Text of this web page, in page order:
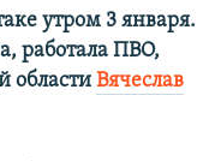
утром 3 января.
работала ПВО,
области Вячеслав